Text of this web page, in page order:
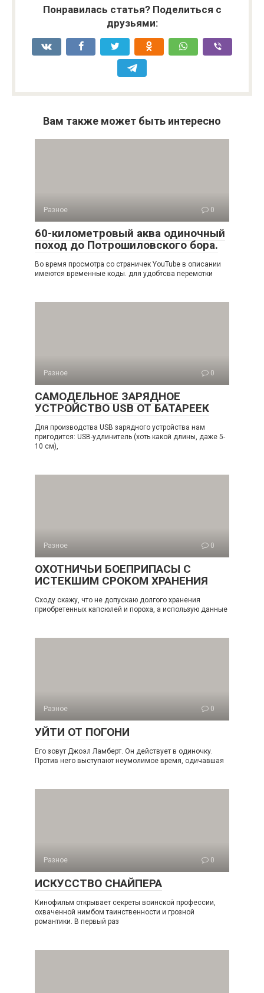
Понравилась статья? Поделиться с
друзьями:
Вам также может быть интересно
Разное 0
60-километровый аква одиночный
поход до Потрошиловского бора.
Во время просмотра со страничек YouTube в описании
имеются временные коды. для удобтсва перемотки
Разное 0
САМОДЕЛЬНОЕ ЗАРЯДНОЕ
УСТРОЙСТВО USB ОТ БАТАРЕЕК
Для производства USB зарядного устройства нам
пригодится: USB-удлинитель (хоть какой длины, даже 5-
10 см),
Разное 0
ОХОТНИЧЬИ БОЕПРИПАСЫ С
ИСТЕКШИМ СРОКОМ ХРАНЕНИЯ
Сходу скажу, что не допускаю долгого хранения
приобретенных капсюлей и пороха, а использую данные
Разное 0
УЙТИ ОТ ПОГОНИ
Его зовут Джоэл Ламберт. Он действует в одиночку.
Против него выступают неумолимое время, одичавшая
Разное 0
ИСКУССТВО СНАЙПЕРА
Кинофильм открывает секреты воинской профессии,
охваченной нимбом таинственности и грозной
романтики. В первый раз